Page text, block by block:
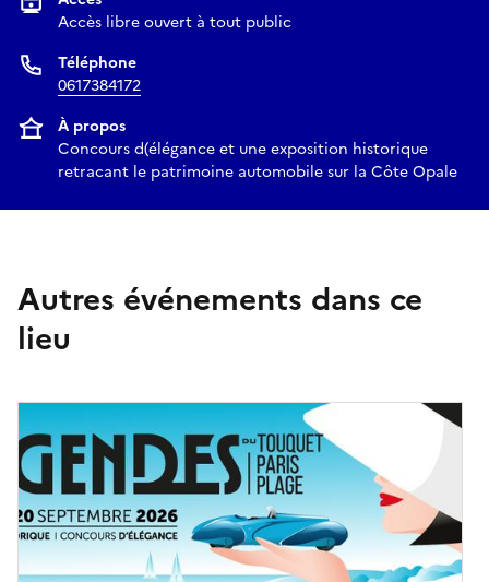
Accès libre ouvert à tout public
Téléphone
0617384172
À propos
Concours d(élégance et une exposition historique
retracant le patrimoine automobile sur la Côte Opale
Autres événements dans ce
lieu